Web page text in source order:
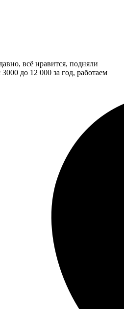
всё нравится, подняли
до 12 000 за год, работаем